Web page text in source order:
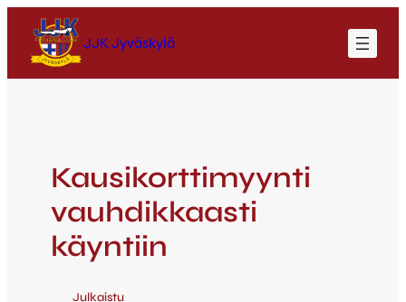
JJK Jyväskylä
Kausikorttimyynti
vauhdikkaasti
käyntiin
Julkaistu